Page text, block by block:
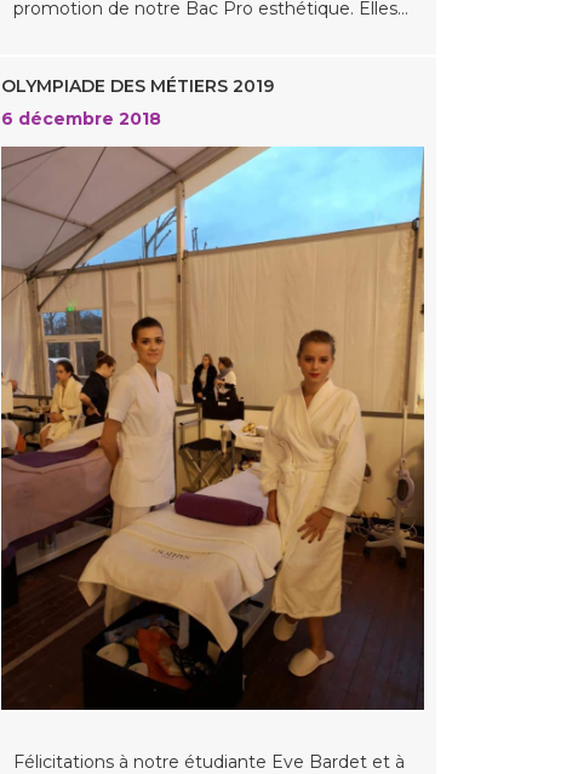
promotion de notre Bac Pro esthétique. Elles…
OLYMPIADE DES MÉTIERS 2019
6 décembre 2018
Félicitations à notre étudiante Eve Bardet et à